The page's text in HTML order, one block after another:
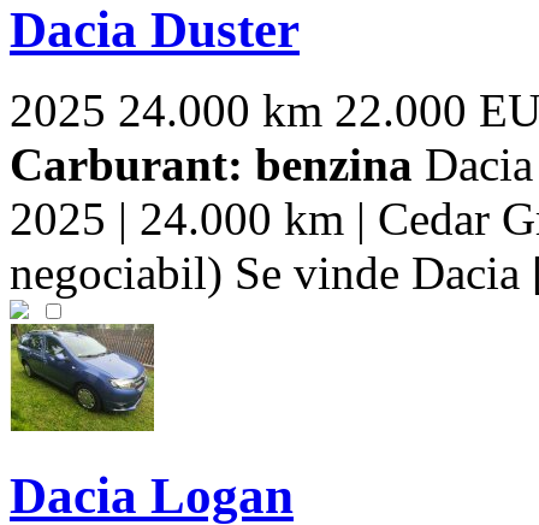
Dacia Duster
2025 24.000 km 22.000
Carburant: benzina
2025 | 24.000 km | Cedar
negociabil) Se vinde Dacia
Dacia Logan